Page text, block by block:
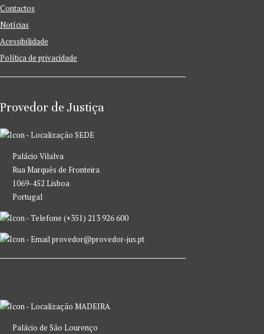
Contactos
Notícias
Acessibilidade
Política de privacidade
Provedor de Justiça
SEDE
Palácio Vilalva
Rua Marquês de Fronteira
1069-452 Lisboa
Portugal
(+351) 213 926 600
provedor@provedor-jus.pt
MADEIRA
Palácio de São Lourenço